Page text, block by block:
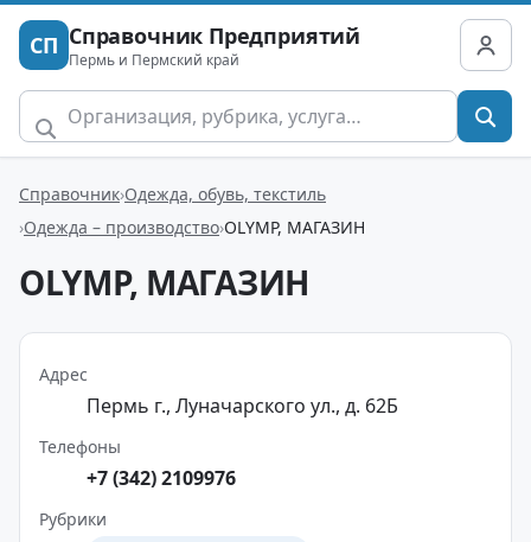
СП Справочник Предприятий
Пермь и Пермский край
Справочник Одежда, обувь, текстиль
Одежда – производство OLYMP, МАГАЗИН
OLYMP, МАГАЗИН
Адрес
Пермь г., Луначарского ул., д. 62Б
Телефоны
+7 (342) 2109976
Рубрики